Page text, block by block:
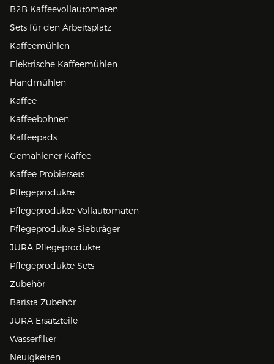
B2B Kaffeevollautomaten
Sets für den Arbeitsplatz
Kaffeemühlen
Elektrische Kaffeemühlen
Handmühlen
Kaffee
Kaffeebohnen
Kaffeepads
Gemahlener Kaffee
Kaffee Probiersets
Pflegeprodukte
Pflegeprodukte Vollautomaten
Pflegeprodukte Siebträger
JURA Pflegeprodukte
Pflegeprodukte Sets
Zubehör
Barista Zubehör
JURA Ersatzteile
Wasserfilter
Neuigkeiten